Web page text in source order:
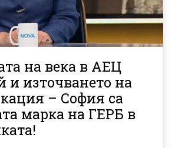
на века в АЕЦ
и източването на
– София са
марка на ГЕРБ в